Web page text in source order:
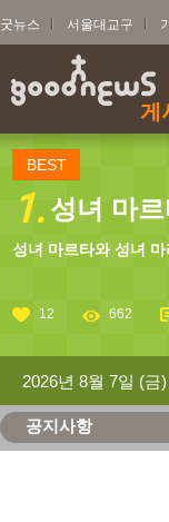
굿뉴스 서울대교구
게
BEST
1. 성녀 마
성녀 마르타와 성녀
12 662
2026년 8월 7일 (금)
공지사항